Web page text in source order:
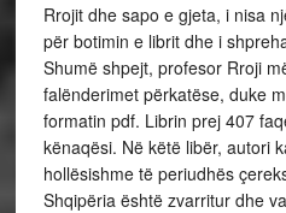
Rrojit dhe sapo e gjeta, i nisa
për botimin e librit dhe i
Shumë shpejt, profesor Rroji
falënderimet përkatëse, duke
formatin pdf. Librin prej 407
kënaqësi. Në këtë libër, autori
hollësishme të periudhës
Shqipëria është zvarritur dhe